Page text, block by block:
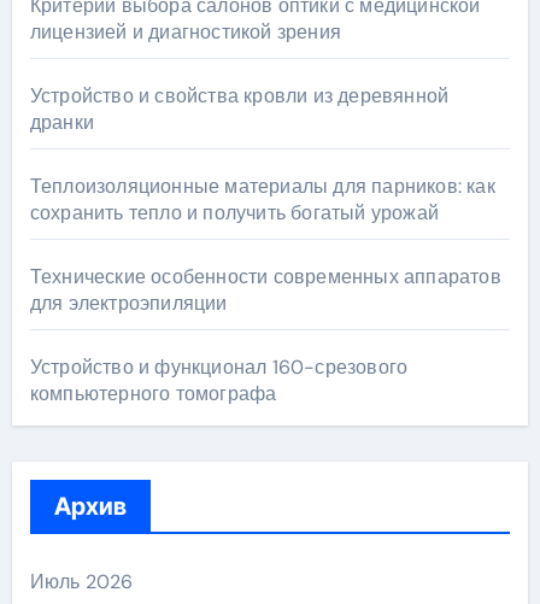
Критерии выбора салонов оптики с медицинской
лицензией и диагностикой зрения
Устройство и свойства кровли из деревянной
дранки
Теплоизоляционные материалы для парников: как
сохранить тепло и получить богатый урожай
Технические особенности современных аппаратов
для электроэпиляции
Устройство и функционал 160-срезового
компьютерного томографа
Архив
Июль 2026